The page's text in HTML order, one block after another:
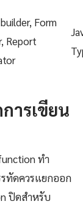
Form
Report
ารเขียน
ทำ
ทัดควรแยกออก
ปิดสำหรับ